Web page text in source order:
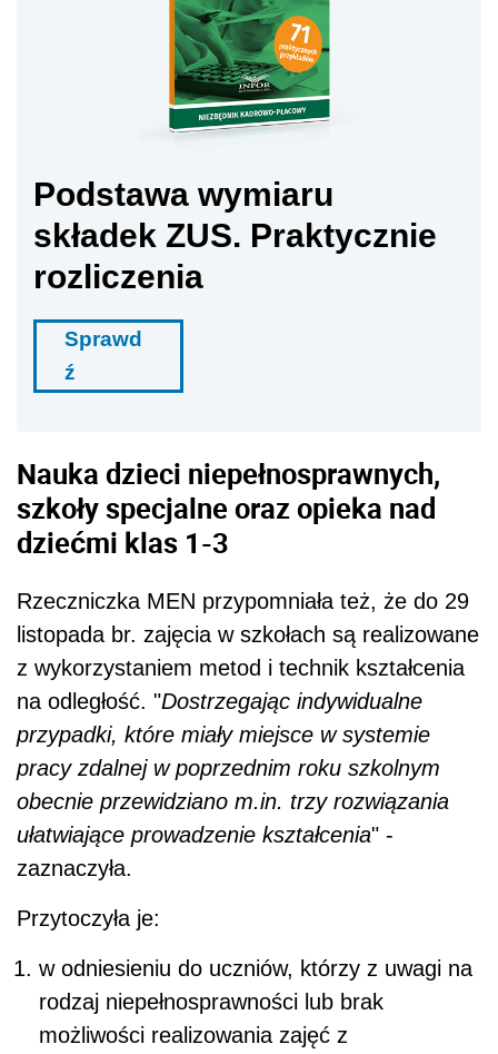
Podstawa wymiaru
składek ZUS. Praktycznie
rozliczenia
Sprawd
ź
Nauka dzieci niepełnosprawnych,
szkoły specjalne oraz opieka nad
dziećmi klas 1-3
Rzeczniczka MEN przypomniała też, że do 29
listopada br. zajęcia w szkołach są realizowane
z wykorzystaniem metod i technik kształcenia
na odległość. "Dostrzegając indywidualne
przypadki, które miały miejsce w systemie
pracy zdalnej w poprzednim roku szkolnym
obecnie przewidziano m.in. trzy rozwiązania
ułatwiające prowadzenie kształcenia" -
zaznaczyła.
Przytoczyła je:
w odniesieniu do uczniów, którzy z uwagi na
rodzaj niepełnosprawności lub brak
możliwości realizowania zajęć z